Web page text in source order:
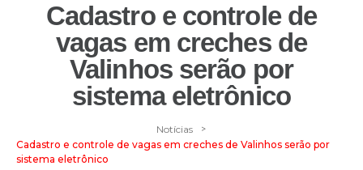
Cadastro e controle de
vagas em creches de
Valinhos serão por
sistema eletrônico
Notícias >
Cadastro e controle de vagas em creches de Valinhos serão por
sistema eletrônico